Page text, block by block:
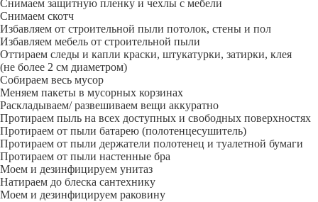
Снимаем защитную пленку и чехлы с мебели
Снимаем скотч
Избавляем от строительной пыли потолок, стены и пол
Избавляем мебель от строительной пыли
Оттираем следы и капли краски, штукатурки, затирки, клея
(не более 2 см диаметром)
Собираем весь мусор
Меняем пакеты в мусорных корзинах
Раскладываем/ развешиваем вещи аккуратно
Протираем пыль на всех доступных и свободных поверхностях
Протираем от пыли батарею (полотенцесушитель)
Протираем от пыли держатели полотенец и туалетной бумаги
Протираем от пыли настенные бра
Моем и дезинфицируем унитаз
Натираем до блеска сантехнику
Моем и дезинфицируем раковину